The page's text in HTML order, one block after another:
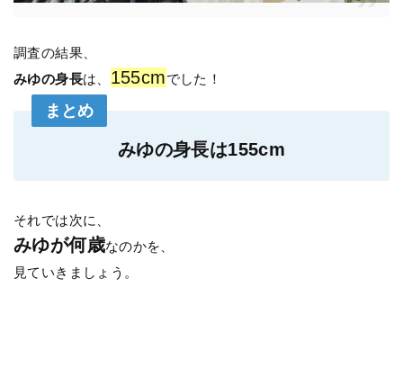
調査の結果、
みゆの身長は、 155cmでした！
まとめ
みゆの身長は155cm
それでは次に、
みゆが何歳なのかを、
見ていきましょう。